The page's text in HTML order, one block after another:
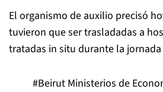
El organismo de auxilio precisó
tuvieron que ser trasladadas a
tratadas in situ durante la
#Beirut Ministerios de